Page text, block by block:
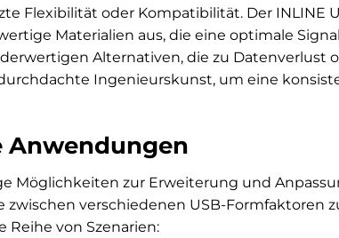
Flexibilität oder Kompatibilität. Der INLINE
Materialien aus, die eine optimale
Alternativen, die zu Datenverlust
Ingenieurskunst, um eine
Anwendungen
Möglichkeiten zur Erweiterung und
zwischen verschiedenen USB-Formfaktoren
von Szenarien: